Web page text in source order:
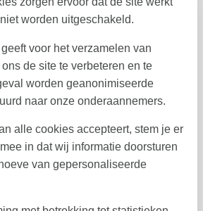
9 10 11 12
16 17 18 19
23 24 25 26
30
worden uitgeschakeld.
voor het verzamelen van
de site te verbeteren en te
worden geanonimiseerde
naar onze onderaannemers.
alle cookies accepteert, stem je er
in dat wij informatie doorsturen
van gepersonaliseerde